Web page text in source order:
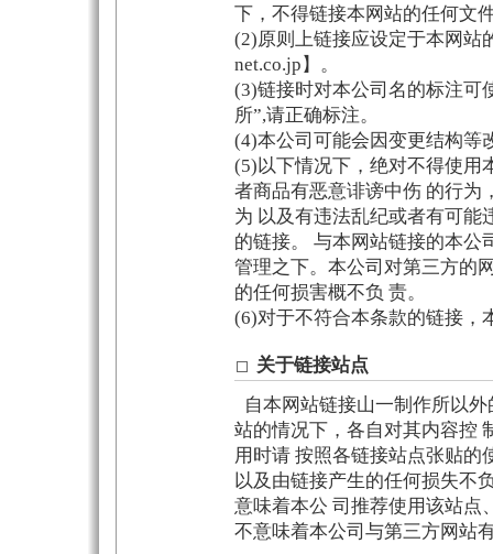
下，不得链接本网站的任何文
(2)原则上链接应设定于本网站
net.co.jp】。
(3)链接时对本公司名的标注可
所”,请正确标注。
(4)本公司可能会因变更结构等
(5)以下情况下，绝对不得使用
者商品有恶意诽谤中伤 的行为
为 以及有违法乱纪或者有可能
的链接。 与本网站链接的本公
管理之下。本公司对第三方的
的任何损害概不负 责。
(6)对于不符合本条款的链接，
关于链接站点
自本网站链接山一制作所以
站的情况下，各自对其内容控
用时请 按照各链接站点张贴的
以及由链接产生的任何损失不
意味着本公 司推荐使用该站点
不意味着本公司与第三方网站